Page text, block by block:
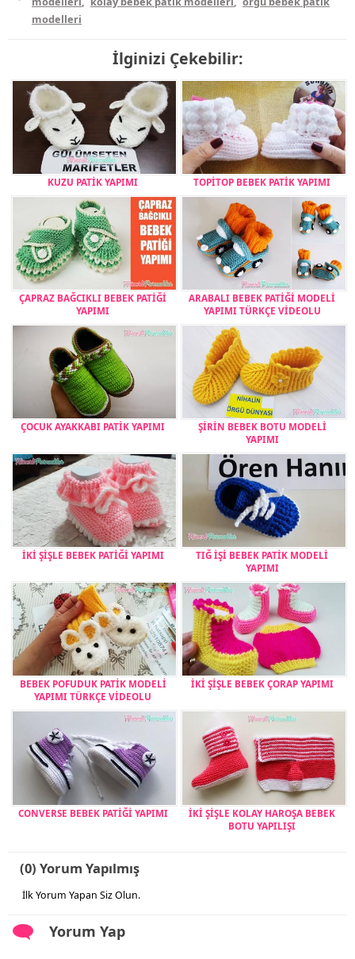
modelleri
İlginizi Çekebilir:
KUZU PATİK YAPIMI TOPİTOP BEBEK PATİK YAPIMI
ÇAPRAZ BAĞCIKLI BEBEK PATİĞİ
YAPIMI
ARABALI BEBEK PATİĞİ MODELİ
YAPIMI TÜRKÇE VİDEOLU
ÇOCUK AYAKKABI PATİK YAPIMI
ŞİRİN BEBEK BOTU MODELİ
YAPIMI
İKİ ŞİŞLE BEBEK PATİĞİ YAPIMI
TIĞ İŞİ BEBEK PATİK MODELİ
YAPIMI
BEBEK POFUDUK PATİK MODELİ
YAPIMI TÜRKÇE VİDEOLU
İKİ ŞİŞLE BEBEK ÇORAP YAPIMI
CONVERSE BEBEK PATİĞİ YAPIMI
İKİ ŞİŞLE KOLAY HAROŞA BEBEK
BOTU YAPILIŞI
(0) Yorum Yapılmış
İlk Yorum Yapan Siz Olun.
Yorum Yap